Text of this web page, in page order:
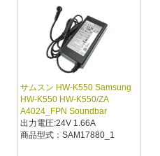
サムスン HW-K550 Samsung
HW-K550 HW-K550/ZA
A4024_FPN Soundbar
出力電圧:24V 1.66A
商品型式：SAM17880_1